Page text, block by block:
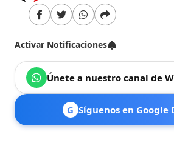
Activar Notificaciones
Únete a nuestro canal de
G Síguenos en Google